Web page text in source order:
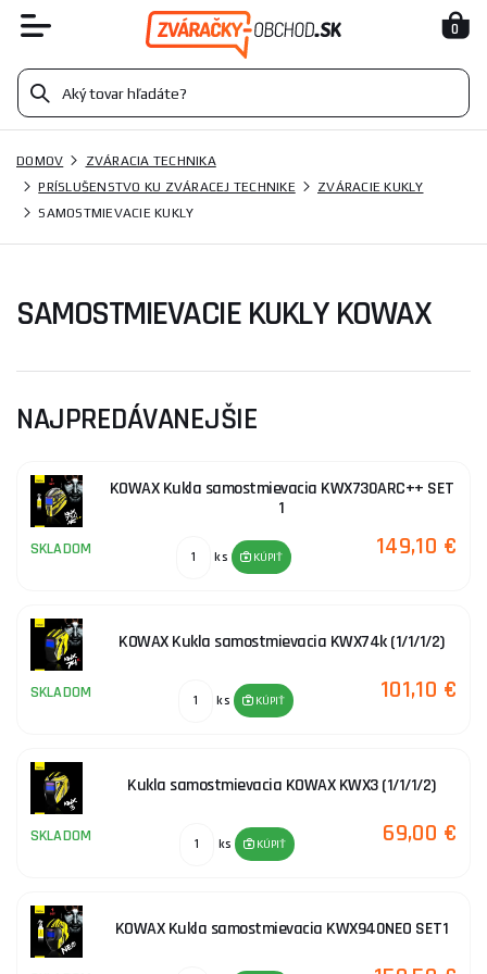
0
DOMOV
ZVÁRACIA TECHNIKA
PRÍSLUŠENSTVO KU ZVÁRACEJ TECHNIKE
ZVÁRACIE KUKLY
SAMOSTMIEVACIE KUKLY
SAMOSTMIEVACIE KUKLY KOWAX
NAJPREDÁVANEJŠIE
KOWAX Kukla samostmievacia KWX730ARC++ SET
1
SKLADOM ks KÚPIŤ 149,10 €
KOWAX Kukla samostmievacia KWX74k (1/1/1/2)
SKLADOM ks KÚPIŤ 101,10 €
Kukla samostmievacia KOWAX KWX3 (1/1/1/2)
SKLADOM ks KÚPIŤ 69,00 €
KOWAX Kukla samostmievacia KWX940NEO SET1